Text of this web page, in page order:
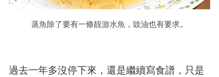
蒸魚除了要有一條靚游水魚，豉油也有要求。
過去一年多沒停下來，還是繼續寫食譜，只是